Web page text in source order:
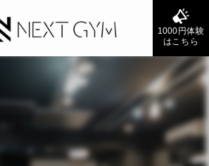
1000円体験
はこちら